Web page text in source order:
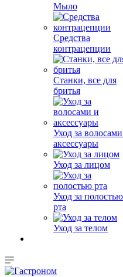
Мыло
Средства
контрацепции
Станки, все для
бритья
Уход за
аксессуары
Уход за лицом
Уход за полостью
рта
Уход за телом